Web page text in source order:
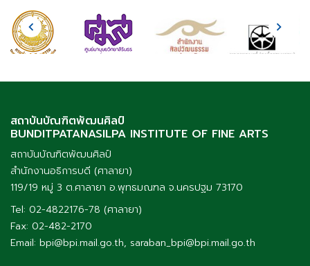
สถาบันบัณฑิตพัฒนศิลป์
BUNDITPATANASILPA INSTITUTE OF FINE ARTS
สถาบันบัณฑิตพัฒนศิลป์
สำนักงานอธิการบดี (ศาลายา)
119/19 หมู่ 3 ต.ศาลายา อ.พุทธมณฑล จ.นครปฐม 73170
Tel: 02-4822176-78 (ศาลายา)
Fax: 02-482-2170
Email: bpi@bpi.mail.go.th, saraban_bpi@bpi.mail.go.th